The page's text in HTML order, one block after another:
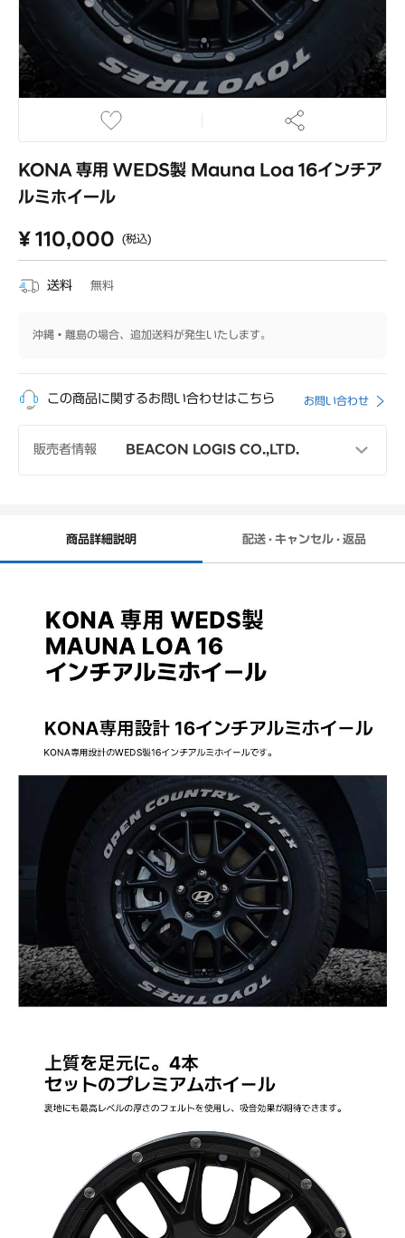
KONA 専用 WEDS製 Mauna Loa 16インチア
ルミホイール
¥ 110,000 (税込)
送料 無料
沖縄・離島の場合、追加送料が発生いたします。
この商品に関するお問い合わせはこちら お問い合わせ
販売者情報
BEACON LOGIS CO.,LTD.
(休憩 12:00-13:00)
商品詳細説明 配送 · キャンセル · 返品